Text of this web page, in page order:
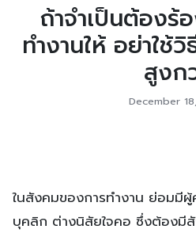
ถ้าจำเป็นต้องร้
ทำงานให้ อย่าใช้
สูงก
December
ในสังคมของการทำงาน ย่อมมี
บุคลิก ต่างนิสัยใจคอ ซึ่งต้องมี